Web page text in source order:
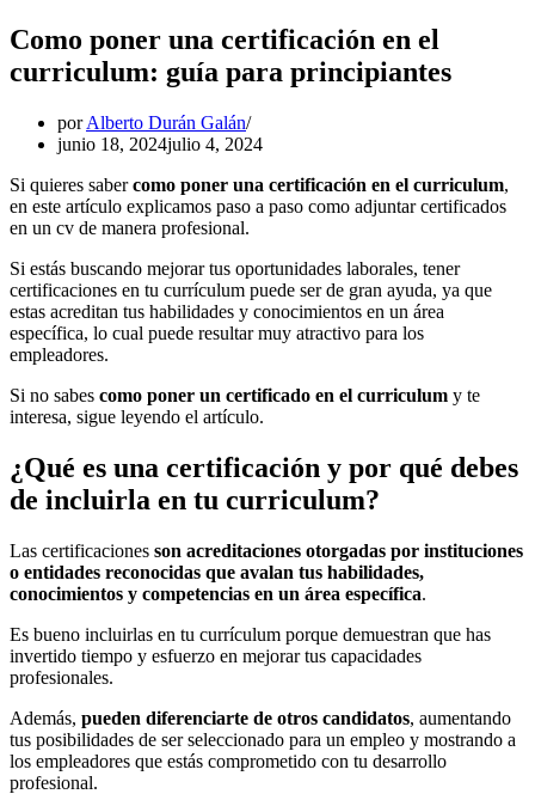
Como poner una certificación en el
curriculum: guía para principiantes
porAlberto Durán Galán
junio 18, 2024julio 4, 2024
Si quieres sabercomo poner una certificación en el curriculum,
en este artículo explicamos paso a paso como adjuntar certificados
en un cv de manera profesional.
Si estás buscando mejorar tus oportunidades laborales, tener
certificaciones en tu currículum puede ser de gran ayuda, ya que
estas acreditan tus habilidades y conocimientos en un área
específica, lo cual puede resultar muy atractivo para los
empleadores.
Si no sabes como poner un certificado en el curriculum y te
interesa, sigue leyendo el artículo.
¿Qué es una certificación y por qué debes
de incluirla en tu curriculum?
Las certificaciones son acreditaciones otorgadas por instituciones
o entidades reconocidas que avalan tus habilidades,
conocimientos y competencias en un área específica.
Es bueno incluirlas en tu currículum porque demuestran que has
invertido tiempo y esfuerzo en mejorar tus capacidades
profesionales.
Además, pueden diferenciarte de otros candidatos, aumentando
tus posibilidades de ser seleccionado para un empleo y mostrando a
los empleadores que estás comprometido con tu desarrollo
profesional.